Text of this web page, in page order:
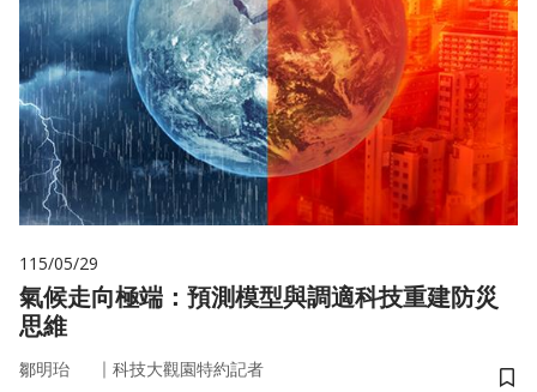
115/05/29
氣候走向極端：預測模型與調適科技重建防災
思維
鄒明珆 ｜ 科技大觀園特約記者